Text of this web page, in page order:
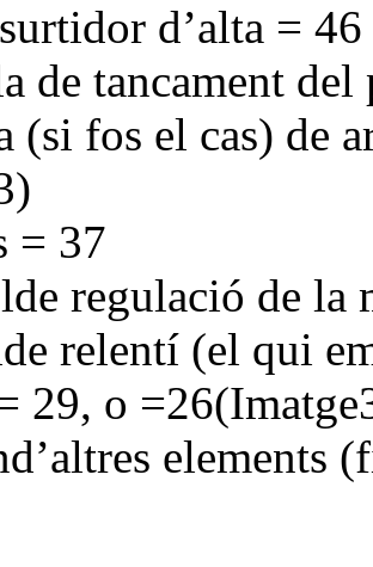
d’alta = 46
de tancament del
(si fos el cas) de
= 37
regulació de la
relentí (el qui
29, o
elements